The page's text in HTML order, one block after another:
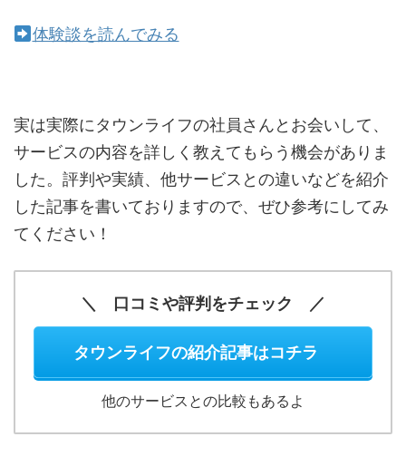
体験談を読んでみる
実は実際にタウンライフの社員さんとお会いして、
サービスの内容を詳しく教えてもらう機会がありま
した。評判や実績、他サービスとの違いなどを紹介
した記事を書いておりますので、ぜひ参考にしてみ
てください！
＼ 口コミや評判をチェック ／
タウンライフの紹介記事はコチラ
他のサービスとの比較もあるよ